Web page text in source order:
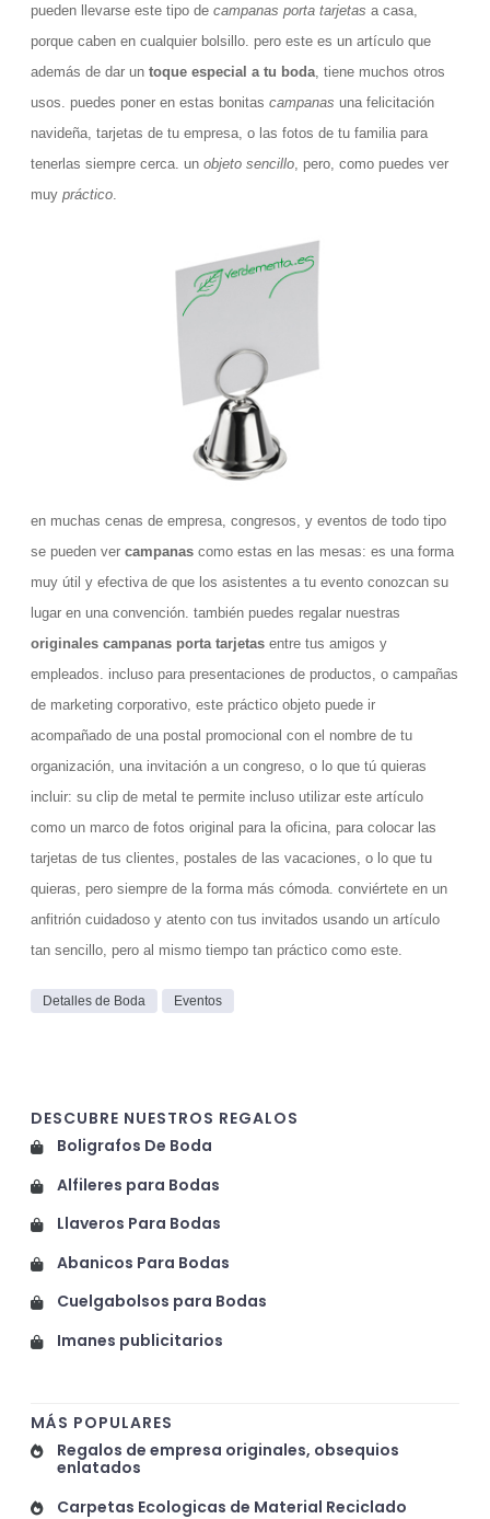
pueden llevarse este tipo de campanas porta tarjetas a casa,
porque caben en cualquier bolsillo. pero este es un artículo que
además de dar un toque especial a tu boda , tiene muchos otros
usos. puedes poner en estas bonitas campanas una felicitación
navideña, tarjetas de tu empresa, o las fotos de tu familia para
tenerlas siempre cerca. un objeto sencillo , pero, como puedes ver
muy práctico
en muchas cenas de empresa, congresos, y eventos de todo tipo
se pueden ver campanas como estas en las mesas: es una forma
muy útil y efectiva de que los asistentes a tu evento conozcan su
lugar en una convención. también puedes regalar nuestras
originales campanas porta tarjetas entre tus amigos y
empleados. incluso para presentaciones de productos, o campañas
de marketing corporativo, este práctico objeto puede ir
acompañado de una postal promocional con el nombre de tu
organización, una invitación a un congreso, o lo que tú quieras
incluir: su clip de metal te permite incluso utilizar este artículo
como un marco de fotos original para la oficina, para colocar las
tarjetas de tus clientes, postales de las vacaciones, o lo que tu
quieras, pero siempre de la forma más cómoda. conviértete en un
anfitrión cuidadoso y atento con tus invitados usando un artículo
tan sencillo, pero al mismo tiempo tan práctico como este.
Detalles de Boda Eventos
DESCUBRE NUESTROS REGALOS
Boligrafos De Boda
Alfileres para Bodas
Llaveros Para Bodas
Abanicos Para Bodas
Cuelgabolsos para Bodas
Imanes publicitarios
MÁS POPULARES
Regalos de empresa originales, obsequios
enlatados
Carpetas Ecologicas de Material Reciclado